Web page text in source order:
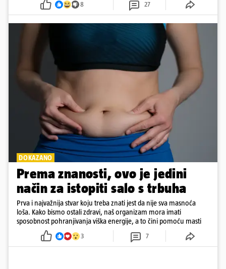
8 27
DOKAZANO
Prema znanosti, ovo je jedini
način za istopiti salo s trbuha
Prva i najvažnija stvar koju treba znati jest da nije sva masnoća
loša. Kako bismo ostali zdravi, naš organizam mora imati
sposobnost pohranjivanja viška energije, a to čini pomoću masti
3 7